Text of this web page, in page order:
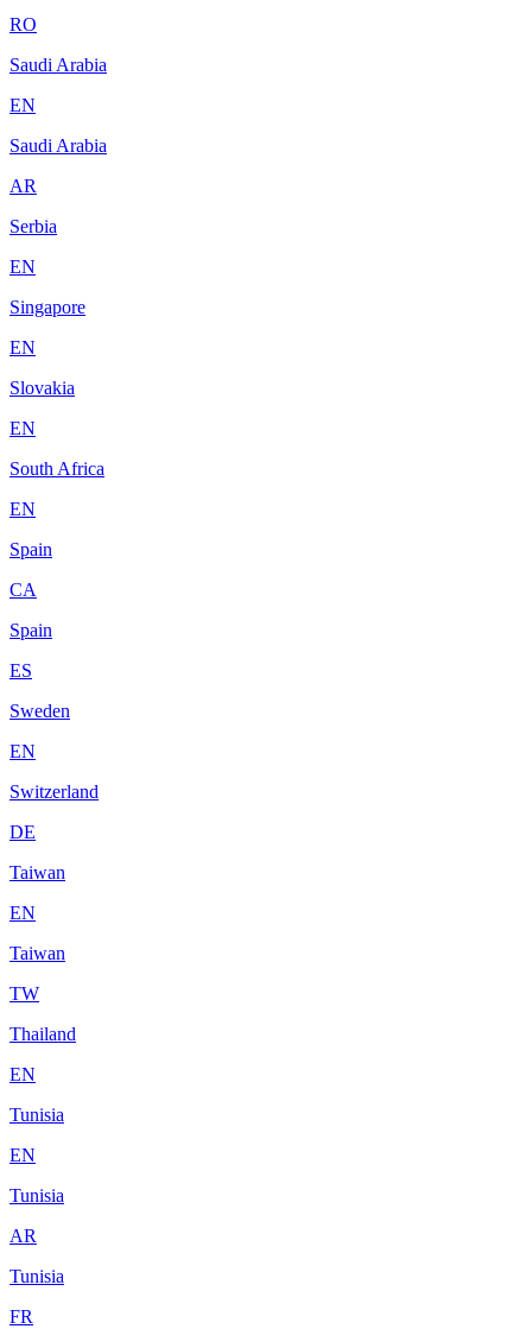
RO
Saudi Arabia
EN
Saudi Arabia
AR
Serbia
EN
Singapore
EN
Slovakia
EN
South Africa
EN
Spain
CA
Spain
ES
Sweden
EN
Switzerland
DE
Taiwan
EN
Taiwan
TW
Thailand
EN
Tunisia
EN
Tunisia
AR
Tunisia
FR